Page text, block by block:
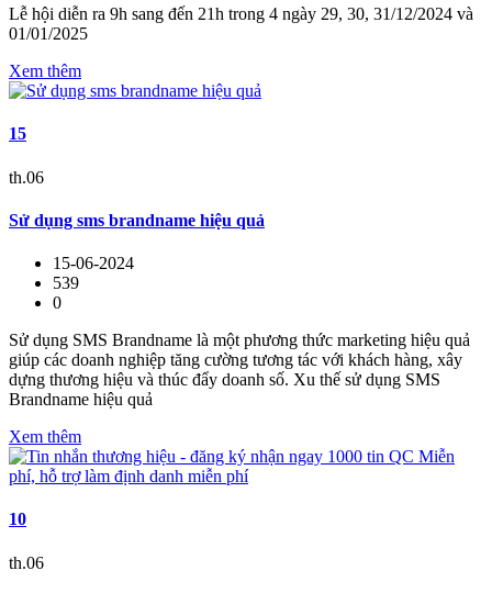
Lễ hội diễn ra 9h sang đến 21h trong 4 ngày 29, 30, 31/12/2024 và
01/01/2025
Xem thêm
15
th.06
Sử dụng sms brandname hiệu quả
15-06-2024
539
0
Sử dụng SMS Brandname là một phương thức marketing hiệu quả
giúp các doanh nghiệp tăng cường tương tác với khách hàng, xây
dựng thương hiệu và thúc đẩy doanh số. Xu thế sử dụng SMS
Brandname hiệu quả
Xem thêm
10
th.06